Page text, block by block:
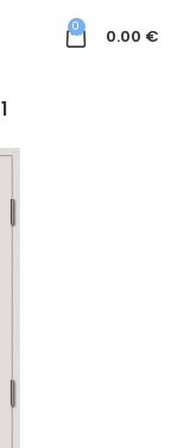
0 0.00 €